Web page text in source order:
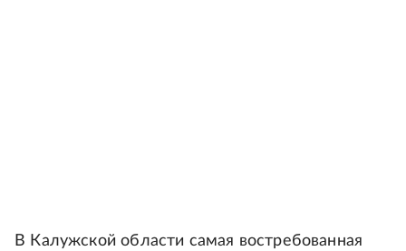
В Калужской области самая востребованная